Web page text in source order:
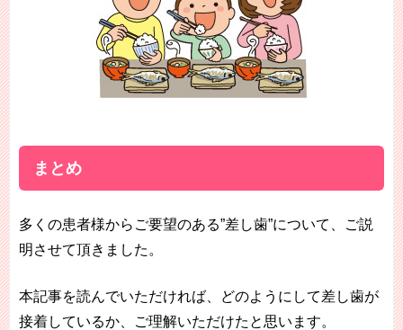
まとめ
多くの患者様からご要望のある”差し歯”について、ご説
明させて頂きました。
本記事を読んでいただければ、どのようにして差し歯が
接着しているか、ご理解いただけたと思います。